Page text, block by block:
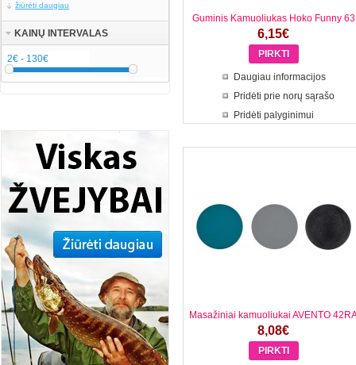
žiūrėti daugiau
KAINŲ INTERVALAS
Guminis Kamuoliukas Hoko Funny 63
6,15€
Daugiau informacijos
Pridėti prie norų sąrašo
Pridėti palyginimui
Masažiniai kamuoliukai AVENTO
8,08€